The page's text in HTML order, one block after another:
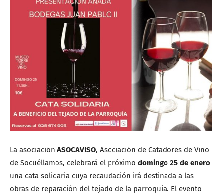
La asociación ASOCAVISO, Asociación de Catadores de Vino
de Socuéllamos, celebrará el próximo domingo 25 de enero
una cata solidaria cuya recaudación irá destinada a las
obras de reparación del tejado de la parroquia. El evento